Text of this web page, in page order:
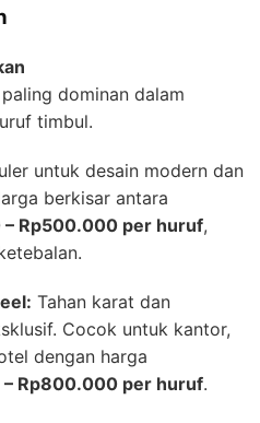
dominan dalam
timbul.
untuk desain modern dan
berkisar antara
Rp500.000 per huruf,
Tahan karat dan
Cocok untuk kantor,
dengan harga
Rp800.000 per huruf.